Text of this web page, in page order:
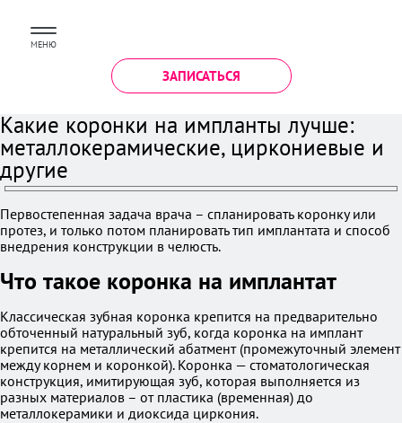
МЕНЮ
ЗАПИСАТЬСЯ
Какие коронки на импланты лучше:
металлокерамические, циркониевые и
другие
Первостепенная задача врача – спланировать коронку или
протез, и только потом планировать тип имплантата и способ
внедрения конструкции в челюсть.
Что такое коронка на имплантат
Классическая зубная коронка крепится на предварительно
обточенный натуральный зуб, когда коронка на имплант
крепится на металлический абатмент (промежуточный элемент
между корнем и коронкой). Коронка — стоматологическая
конструкция, имитирующая зуб, которая выполняется из
разных материалов – от пластика (временная) до
металлокерамики и диоксида циркония.